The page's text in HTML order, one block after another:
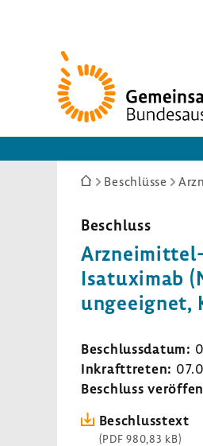
Zur
Startseite
Sie
hier:
Beschlüsse
Beschluss
Isatu­ximab
unge­eignet,
Beschluss­datum:
Inkraft­treten:
Beschluss
Beschluss­text
(PDF 980,83 kB)